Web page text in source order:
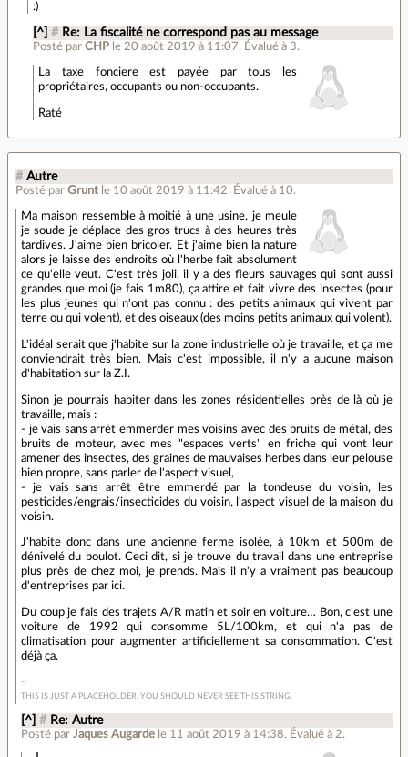
:)
[^] # Re: La fiscalité ne correspond pas au message
Posté parCHP le 20 août 2019 à 11:07. Évalué à 3.
La taxe fonciere est payée par tous les
propriétaires, occupants ou non-occupants.
Raté
# Autre
Posté par Grunt le 10 août 2019 à 11:42. Évalué à 10.
Ma maison ressemble à moitié à une usine, je meule
je soude je déplace des gros trucs à des heures très
tardives. J'aime bien bricoler. Et j'aime bien la nature
alors je laisse des endroits où l'herbe fait absolument
ce qu'elle veut. C'est très joli, il y a des fleurs sauvages qui sont aussi
grandes que moi (je fais 1m80), ça attire et fait vivre des insectes (pour
les plus jeunes qui n'ont pas connu : des petits animaux qui vivent par
terre ou qui volent), et des oiseaux (des moins petits animaux qui volent).
L'idéal serait que j'habite sur la zone industrielle où je travaille, et ça me
conviendrait très bien. Mais c'est impossible, il n'y a aucune maison
d'habitation sur la Z.I.
Sinon je pourrais habiter dans les zones résidentielles près de là où je
travaille, mais :
- je vais sans arrêt emmerder mes voisins avec des bruits de métal, des
bruits de moteur, avec mes "espaces verts" en friche qui vont leur
amener des insectes, des graines de mauvaises herbes dans leur pelouse
bien propre, sans parler de l'aspect visuel,
- je vais sans arrêt être emmerdé par la tondeuse du voisin, les
pesticides/engrais/insecticides du voisin, l'aspect visuel de la maison du
voisin.
J'habite donc dans une ancienne ferme isolée, à 10km et 500m de
dénivelé du boulot. Ceci dit, si je trouve du travail dans une entreprise
plus près de chez moi, je prends. Mais il n'y a vraiment pas beaucoup
d'entreprises par ici.
Du coup je fais des trajets A/R matin et soir en voiture… Bon, c'est une
voiture de 1992 qui consomme 5L/100km, et qui n'a pas de
climatisation pour augmenter artificiellement sa consommation. C'est
déjà ça.
THIS IS JUST A PLACEHOLDER. YOU SHOULD NEVER SEE THIS STRING.
[^] # Re: Autre
Posté parJaques Augarde le 11 août 2019 à 14:38. Évalué à 2.